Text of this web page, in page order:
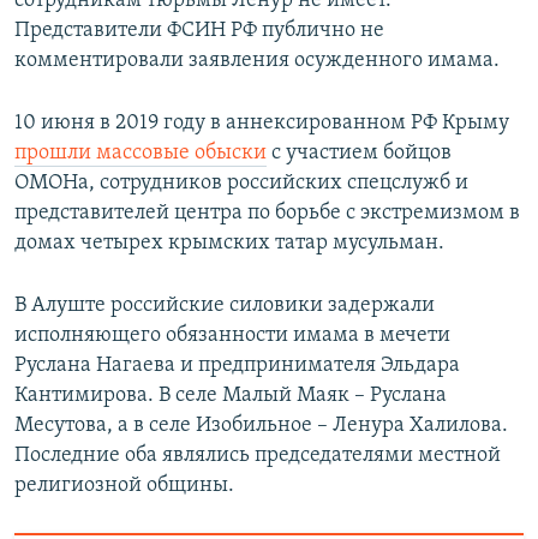
Представители ФСИН РФ публично не
комментировали заявления осужденного имама.
10 июня в 2019 году в аннексированном РФ Крыму
прошли массовые обыски с участием бойцов
ОМОНа, сотрудников российских спецслужб и
представителей центра по борьбе с экстремизмом в
домах четырех крымских татар мусульман.
В Алуште российские силовики задержали
исполняющего обязанности имама в мечети
Руслана Нагаева и предпринимателя Эльдара
Кантимирова. В селе Малый Маяк – Руслана
Месутова, а в селе Изобильное – Ленура Халилова.
Последние оба являлись председателями местной
религиозной общины.